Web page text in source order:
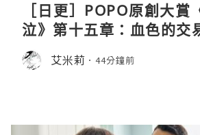
［日更］POPO原創大賞
泣》第十五章：血色的交
艾米莉 44分鐘前